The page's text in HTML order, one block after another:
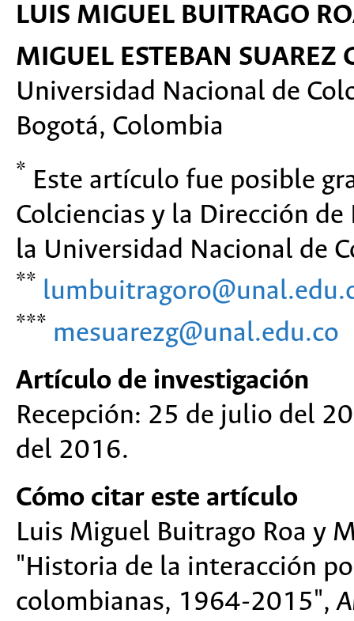
LUIS MIGUEL BUITRAGO
MIGUEL ESTEBAN SUAREZ
Universidad Nacional de
Bogotá, Colombia
* Este artículo fue posible
Colciencias y la Dirección
la Universidad Nacional de
**
*** mesuarezg@unal.edu.co
Artículo de investigación
Recepción: 25 de julio del
del 2016.
Cómo citar este artículo
Luis Miguel Buitrago Roa y
"Historia de la interacción
colombianas, 1964-2015",